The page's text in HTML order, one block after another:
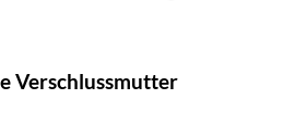
Verschlussmutter